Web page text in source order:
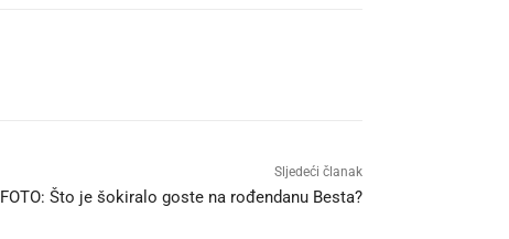
Sljedeći članak
FOTO: Što je šokiralo goste na rođendanu Besta?